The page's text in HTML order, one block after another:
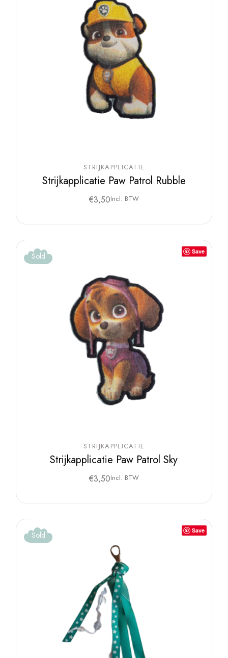
STRIJKAPPLICATIE
Strijkapplicatie Paw Patrol Rubble
€3,50Incl. BTW
Save
Sold
STRIJKAPPLICATIE
Strijkapplicatie Paw Patrol Sky
€3,50Incl. BTW
Save
Sold